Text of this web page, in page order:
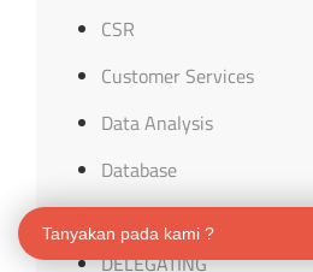
CSR
Customer Services
Data Analysis
Database
Decision
DELEGATING
Tanyakan pada kami ?